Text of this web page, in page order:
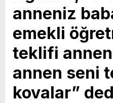
anneniz
emekli
teklifi
annen seni
kovalar”